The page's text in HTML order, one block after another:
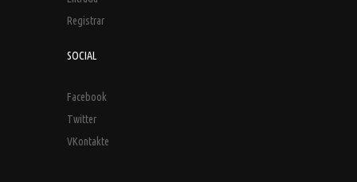
Registrar
SOCIAL
Facebook
Twitter
VKontakte